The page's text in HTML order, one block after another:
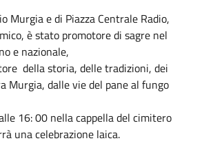
Murgia e di Piazza Centrale Radio,
è stato promotore di sagre nel
e nazionale,
della storia, delle tradizioni, dei
Murgia, dalle vie del pane al fungo
16: 00 nella cappella del cimitero
una celebrazione laica.